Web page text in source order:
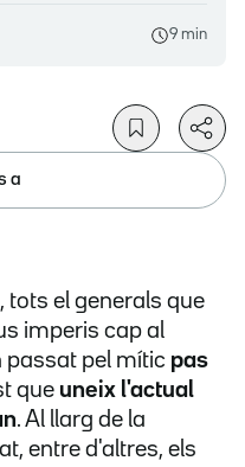
9 min
a
tots el generals que
imperis cap al
passat pel mític pas
que uneix l'actual
. Al llarg de la
entre d'altres, els